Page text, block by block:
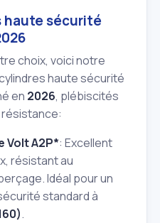
haute sécurité
choix, voici notre
haute sécurité
en 2026, plébiscités
Volt A2P*: Excellent
résistant au
Idéal pour un
standard à
.